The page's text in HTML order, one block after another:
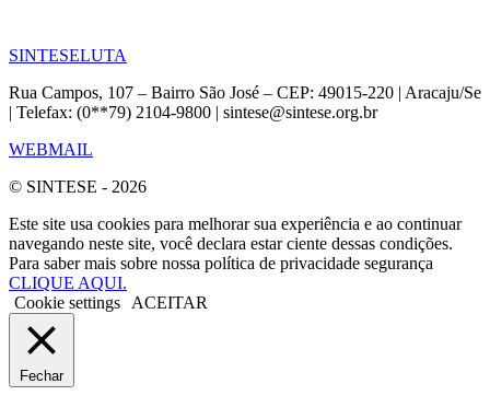
SINTESELUTA
Rua Campos, 107 – Bairro São José – CEP: 49015-220 | Aracaju/Se
| Telefax: (0**79) 2104-9800 | sintese@sintese.org.br
WEBMAIL
© SINTESE - 2026
Este site usa cookies para melhorar sua experiência e ao continuar
navegando neste site, você declara estar ciente dessas condições.
Para saber mais sobre nossa política de privacidade segurança
CLIQUE AQUI.
Cookie settings
ACEITAR
Fechar